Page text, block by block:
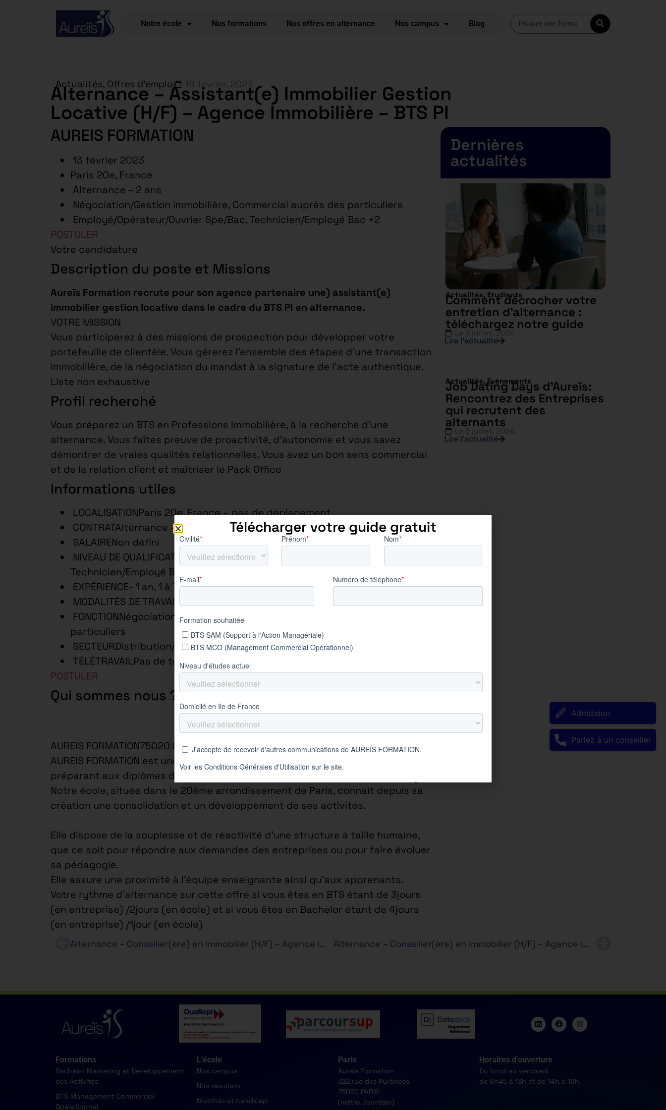
Notre école Nos formations Nos offres en alternance Nos campus Blog
Actualités, Offres d'emploi 16 février, 2023
Alternance – Assistant(e) Immobilier Gestion
Locative (H/F) – Agence Immobilière – BTS PI
AUREIS FORMATION
13 février 2023
Paris 20e, France
Alternance – 2 ans
Négociation/Gestion immobilière, Commercial auprès des particuliers
Employé/Opérateur/Ouvrier Spe/Bac, Technicien/Employé Bac +2
POSTULER
Votre candidature
Description du poste et Missions
Aureïs Formation recrute pour son agence partenaire une) assistant(e)
immobilier gestion locative dans le cadre du BTS PI en alternance.
VOTRE MISSION
Vous participerez à des missions de prospection pour développer votre
portefeuille de clientèle. Vous gérerez l’ensemble des étapes d’une transaction
immobilière, de la négociation du mandat à la signature de l’acte authentique.
Liste non exhaustive
Profil recherché
Vous préparez un BTS en Professions Immobilière, à la recherche d’une
alternance. Vous faîtes preuve de proactivité, d’autonomie et vous savez
démontrer de vraies qualités relationnelles. Vous avez un bon sens commercial
et de la relation client et maîtriser le Pack Office
Informations utiles
LOCALISATIONParis 20e, France – pas de déplacement
CONTRATAlternance – 2 ans
SALAIRENon défini
NIVEAU DE QUALIFICATIONEmployé/Opérateur/Ouvrier Spe/Bac,
Technicien/Employé Bac +2
EXPÉRIENCE- 1 an, 1 à 7 ans
MODALITÉS DE TRAVAILTemps complet
FONCTIONNégociation/Gestion immobilière, Commercial auprès des
particuliers
SECTEURDistribution/Commerce de gros
TÉLÉTRAVAILPas de télétravail
POSTULER
Qui sommes nous ?
AUREIS FORMATION75020 Paris 20e • France
AUREIS FORMATION est une école spécialisée dans la formation en alternance
préparant aux diplômes d’Etat des BTS et à des BACHELORS.
Notre école, située dans le 20ème arrondissement de Paris, connait depuis sa
création une consolidation et un développement de ses activités.
Elle dispose de la souplesse et de réactivité d’une structure à taille humaine,
que ce soit pour répondre aux demandes des entreprises ou pour faire évoluer
sa pédagogie.
Elle assure une proximité à l’équipe enseignante ainsi qu’aux apprenants.
Votre rythme d’alternance sur cette offre si vous êtes en BTS étant de 3jours
(en entreprise) /2jours (en école) et si vous êtes en Bachelor étant de 4jours
(en entreprise) /1jour (en école)
Dernières
actualités
Actualités, Etudiants
Comment décrocher votre
entretien d’alternance :
téléchargez notre guide
8 juillet, 2024
Lire l’actualité
Actualités,Evènements
Job Dating Days d’Aureïs:
Rencontrez des Entreprises
qui recrutent des
alternants
Lire l’actualité
Alternance – Conseiller(ère) en Immobilier (H/F) – Agence Immobilière – BTS PI Alternance – Conseiller(ère) en Immobilier (H/F) – Agence Immobilière – BTS PI
Formations
Bachelor Marketing et Développement
des Activités
BTS Management Commercial
Opérationnel
L’école
Nos campus
Nos résultats
Mobiltés et handicap
Paris
Aureïs Formation
322 rue des Pyrénées
75020 PARIS
(métro Jourdain)
Horaires d’ouverture
Du lundi au vendredi
de 8h45 à 13h et de 14h à 18h
Admission
Parlez à un conseiller
Télécharger votre guide gratuit